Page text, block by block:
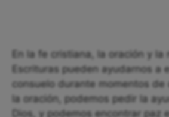
En la fe cristiana, la oración y
Escrituras pueden ayudarnos a
consuelo durante momentos de
la oración, podemos pedir la
Dios, y podemos encontrar paz